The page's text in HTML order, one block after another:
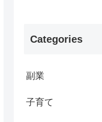
Categories
副業
子育て